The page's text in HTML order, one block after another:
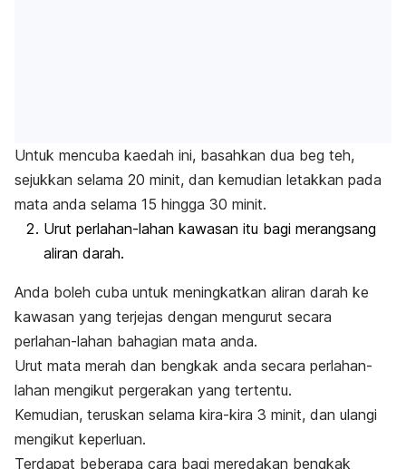
Untuk mencuba kaedah ini, basahkan dua beg teh,
sejukkan selama 20 minit, dan kemudian letakkan pada
mata anda selama 15 hingga 30 minit.
Urut perlahan-lahan kawasan itu bagi merangsang
aliran darah.
Anda boleh cuba untuk meningkatkan aliran darah ke
kawasan yang terjejas dengan mengurut secara
perlahan-lahan bahagian mata anda.
Urut mata merah dan bengkak anda secara perlahan-
lahan mengikut pergerakan yang tertentu.
Kemudian, teruskan selama kira-kira 3 minit, dan ulangi
mengikut keperluan.
Terdapat beberapa cara bagi meredakan bengkak